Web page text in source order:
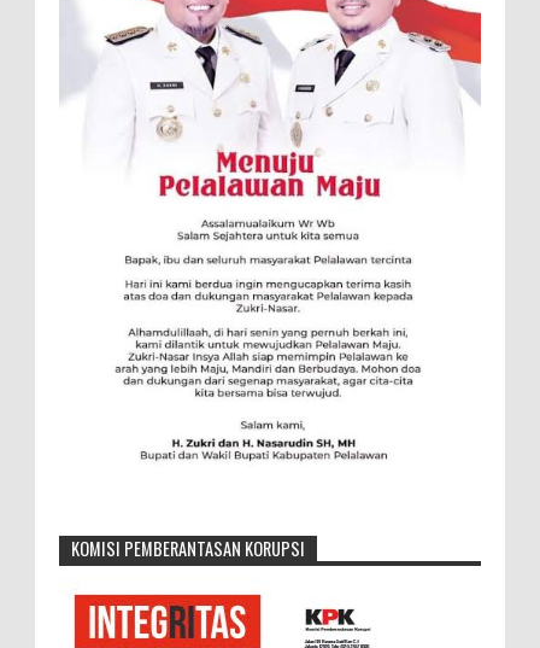
KOMISI PEMBERANTASAN KORUPSI